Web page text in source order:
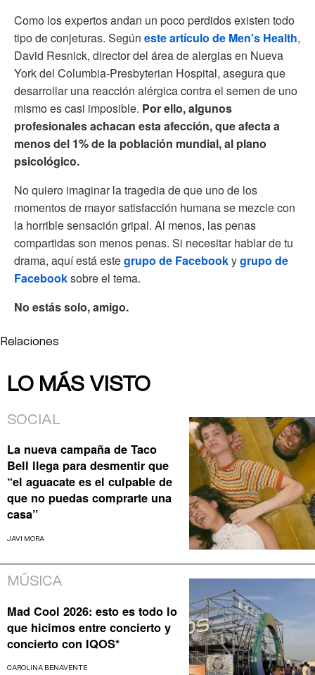
Como los expertos andan un poco perdidos existen todo
tipo de conjeturas. Según este artículo de Men's Health,
David Resnick, director del área de alergias en Nueva
York del Columbia-Presbyterian Hospital, asegura que
desarrollar una reacción alérgica contra el semen de uno
mismo es casi imposible. Por ello, algunos
profesionales achacan esta afección, que afecta a
menos del 1% de la población mundial, al plano
psicológico.
No quiero imaginar la tragedia de que uno de los
momentos de mayor satisfacción humana se mezcle con
la horrible sensación gripal. Al menos, las penas
compartidas son menos penas. Si necesitar hablar de tu
drama, aquí está estegrupo de Facebookygrupo de
Facebooksobre el tema.
No estás solo, amigo.
Relaciones
LO MÁS VISTO
SOCIAL
La nueva campaña de Taco
Bell llega para desmentir que
“el aguacate es el culpable de
que no puedas comprarte una
casa”
JAVI MORA
MÚSICA
Mad Cool 2026: esto es todo lo
que hicimos entre concierto y
concierto con IQOS*
CAROLINA BENAVENTE